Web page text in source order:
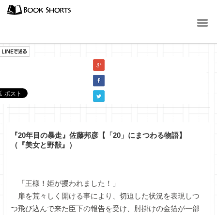
『20年目の暴走』佐藤邦彦【「20」にまつわる物語】
（『美女と野獣』）
「王様！姫が攫われました！」
扉を荒々しく開ける事により、切迫した状況を表現しつ
つ飛び込んで来た臣下の報告を受け、肘掛けの金箔が一部